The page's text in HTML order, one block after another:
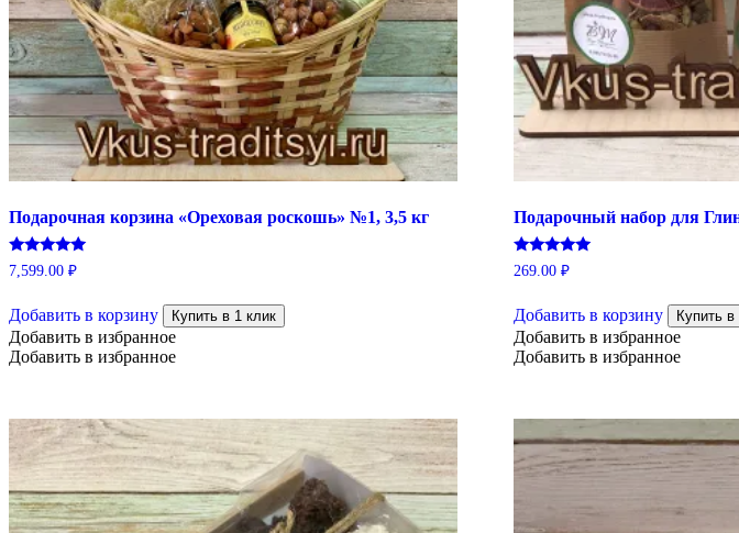
Подарочная корзина «Ореховая роскошь» №1, 3,5 кг
Оценка
5.00
7,599.00 ₽
Добавить в корзину Купить в 1 клик
Добавить в избранное
Добавить в избранное
Подарочный набор для
Оценка
5.00
269.00 ₽
Добавить в корзину Купить в
Добавить в избранное
Добавить в избранное